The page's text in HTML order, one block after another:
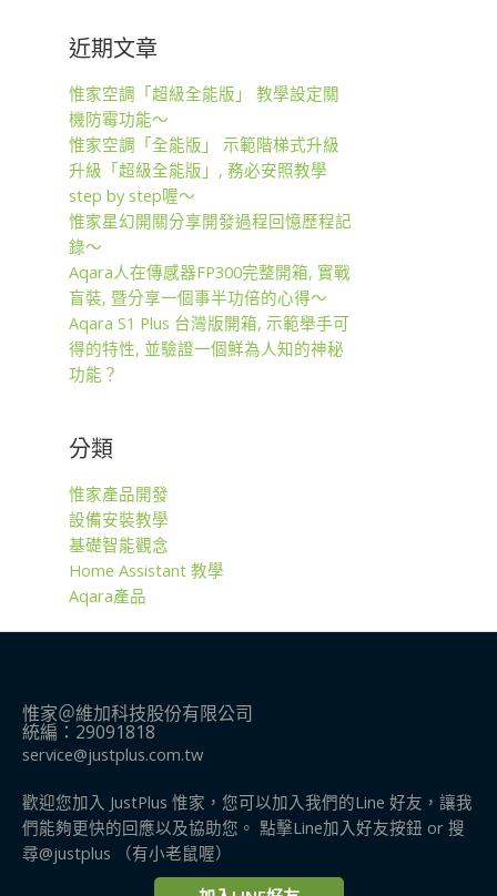
近期文章
惟家空調「超級全能版」 教學設定關
機防霉功能～
惟家空調「全能版」 示範階梯式升級
升級「超級全能版」, 務必安照教學
step by step喔～
惟家星幻開關分享開發過程回憶歷程記
錄～
Aqara人在傳感器FP300完整開箱, 實戰
盲裝, 暨分享一個事半功倍的心得～
Aqara S1 Plus 台灣版開箱, 示範舉手可
得的特性, 並驗證一個鮮為人知的神秘
功能？
分類
惟家產品開發
設備安裝教學
基礎智能觀念
Home Assistant 教學
Aqara產品
惟家＠維加科技股份有限公司
統編：29091818
service@justplus.com.tw
歡迎您加入 JustPlus 惟家，您可以加入我們的Line 好友，讓我
們能夠更快的回應以及協助您。 點擊Line加入好友按鈕 or 搜
尋@justplus​ （有小老鼠喔）